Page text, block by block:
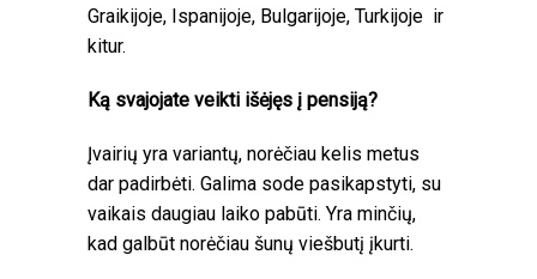
Graikijoje, Ispanijoje, Bulgarijoje, Turkijoje ir
kitur.
Ką svajojate veikti išėjęs į pensiją?
Įvairių yra variantų, norėčiau kelis metus
dar padirbėti. Galima sode pasikapstyti, su
vaikais daugiau laiko pabūti. Yra minčių,
kad galbūt norėčiau šunų viešbutį įkurti.